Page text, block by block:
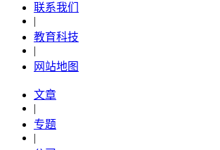
联系我们
|
教育科技
|
网站地图
文章
|
专题
|